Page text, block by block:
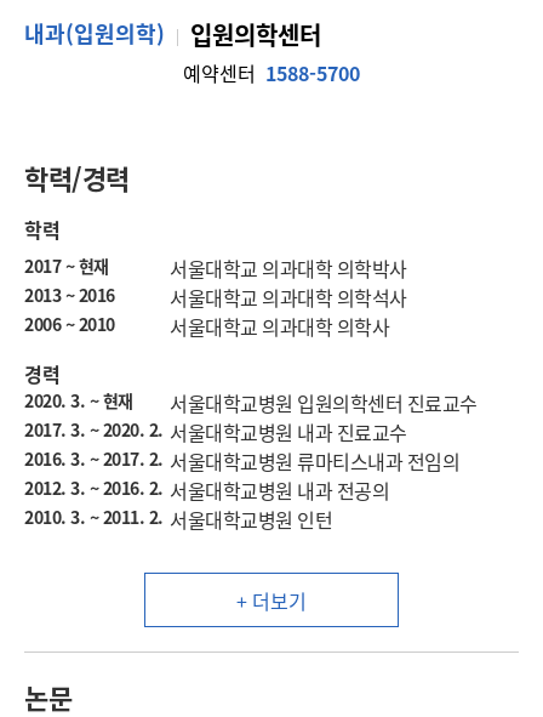
본
내과(입원의학) 입원의학센터
예약센터 1588-5700
학력/경력
학력
2017 ~ 현재 서울대학교 의과대학 의학박사
2013 ~ 2016 서울대학교 의과대학 의학석사
2006 ~ 2010
서울대학교 의과대학 의학사
경력
2020. 3. ~ 현재 서울대학교병원 입원의학센터 진료교수
2017. 3. ~ 2020. 2. 서울대학교병원 내과 진료교수
2016. 3. ~ 2017. 2. 서울대학교병원 류마티스내과 전임의
2012. 3. ~ 2016. 2. 서울대학교병원 내과 전공의
2010. 3. ~ 2011. 2. 서울대학교병원 인턴
+ 더보기
논문